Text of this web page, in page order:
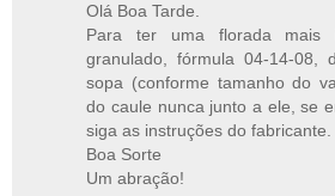
Olá Boa Tarde.
Para ter uma florada mais
granulado, fórmula 04-14-
sopa (conforme tamanho do
do caule nunca junto a ele, se
siga as instruções do fabricante.
Boa Sorte
Um abração!